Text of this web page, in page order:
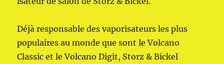
Déjà responsable des vaporisateurs les plus
populaires au monde que sont le Volcano
Classic et le Volcano Digit, Storz & Bickel